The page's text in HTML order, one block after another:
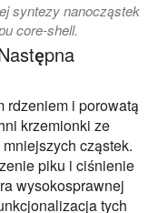
syntezy nanocząstek
core-shell.
rdzeniem i porowatą
krzemionki ze
cząstek.
piku i ciśnienie
wysokosprawnej
tych